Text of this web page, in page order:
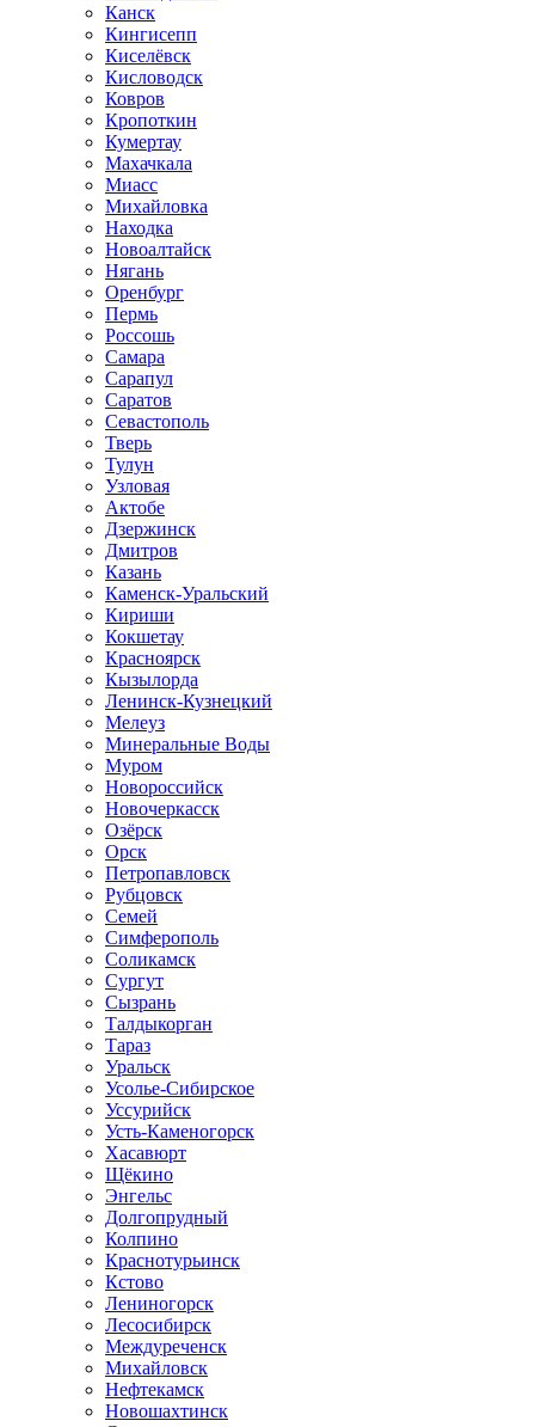
Канск
Кингисепп
Киселёвск
Кисловодск
Ковров
Кропоткин
Кумертау
Махачкала
Миасс
Михайловка
Находка
Новоалтайск
Нягань
Оренбург
Пермь
Россошь
Самара
Сарапул
Саратов
Севастополь
Тверь
Тулун
Узловая
Актобе
Дзержинск
Дмитров
Казань
Каменск-Уральский
Кириши
Кокшетау
Красноярск
Кызылорда
Ленинск-Кузнецкий
Мелеуз
Минеральные Воды
Муром
Новороссийск
Новочеркасск
Озёрск
Орск
Петропавловск
Рубцовск
Семей
Симферополь
Соликамск
Сургут
Сызрань
Талдыкорган
Тараз
Уральск
Усолье-Сибирское
Уссурийск
Усть-Каменогорск
Хасавюрт
Щёкино
Энгельс
Долгопрудный
Колпино
Краснотурьинск
Кстово
Лениногорск
Лесосибирск
Междуреченск
Михайловск
Нефтекамск
Новошахтинск